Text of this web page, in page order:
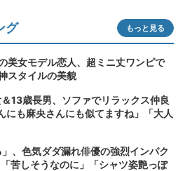
グ もっと見る
美女モデル恋人、超ミニ丈ワンピで
スタイルの美貌
13歳長男、ソファでリラックス仲良
も麻央さんにも似てますね」「大人
、色気ダダ漏れ俳優の強烈インパク
苦しそうなのに」「シャツ姿艶っぽ